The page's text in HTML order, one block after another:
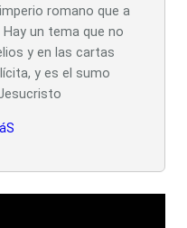
romano que a
un tema que no
y en las cartas
y es el sumo